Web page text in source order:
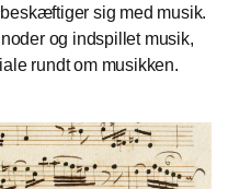
sig med musik.
og indspillet musik,
rundt om musikken.